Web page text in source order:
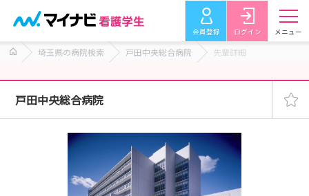
会員登録 ログイン メニュー
埼玉県の病院検索 戸田中央総合病院 先輩詳細
戸田中央総合病院